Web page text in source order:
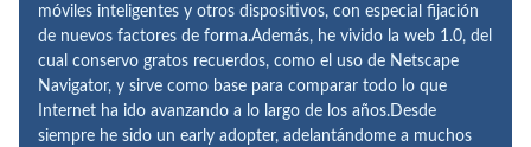
móviles inteligentes y otros dispositivos, con especial fijación
de nuevos factores de forma.Además, he vivido la web 1.0, del
cual conservo gratos recuerdos, como el uso de Netscape
Navigator, y sirve como base para comparar todo lo que
Internet ha ido avanzando a lo largo de los años.Desde
siempre he sido un early adopter, adelantándome a muchos